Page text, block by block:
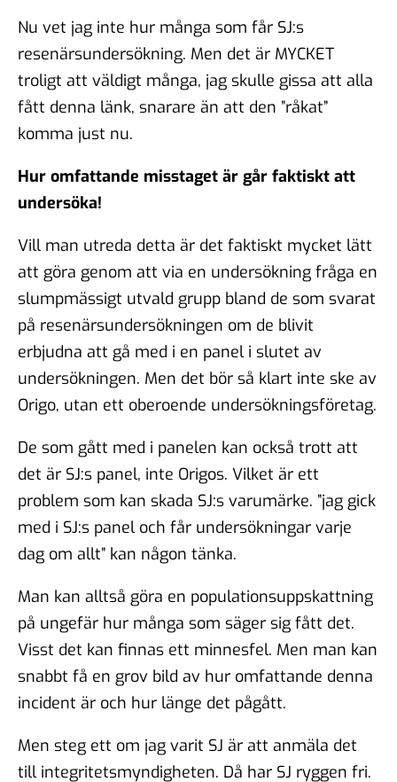
Nu vet jag inte hur många som får SJ:s
resenärsundersökning. Men det är MYCKET
troligt att väldigt många, jag skulle gissa att alla
fått denna länk, snarare än att den ”råkat”
komma just nu.
Hur omfattande misstaget är går faktiskt att
undersöka!
Vill man utreda detta är det faktiskt mycket lätt
att göra genom att via en undersökning fråga en
slumpmässigt utvald grupp bland de som svarat
på resenärsundersökningen om de blivit
erbjudna att gå med i en panel i slutet av
undersökningen. Men det bör så klart inte ske av
Origo, utan ett oberoende undersökningsföretag.
De som gått med i panelen kan också trott att
det är SJ:s panel, inte Origos. Vilket är ett
problem som kan skada SJ:s varumärke. ”jag gick
med i SJ:s panel och får undersökningar varje
dag om allt” kan någon tänka.
Man kan alltså göra en populationsuppskattning
på ungefär hur många som säger sig fått det.
Visst det kan finnas ett minnesfel. Men man kan
snabbt få en grov bild av hur omfattande denna
incident är och hur länge det pågått.
Men steg ett om jag varit SJ är att anmäla det
till integritetsmyndigheten. Då har SJ ryggen fri.